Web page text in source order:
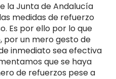
la Junta de Andalucía
medidas de refuerzo
Es por ello por lo que
por un mero gesto de
inmediato sea efectiva
que se haya
de refuerzos pese a